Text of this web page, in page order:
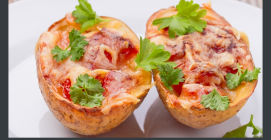
преди 2 дни
ПРЕДЛАГА
ПРОСТОРЕН ТРИСТАЕН
АПАРТАМЕНТ В НОВА СГРАДА КВ.
КУБА
преди 3 дни
Продавам парцел в гр. Хасково кв.